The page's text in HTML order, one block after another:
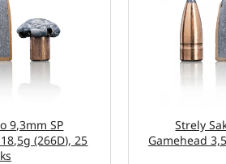
9,3mm SP
(266D), 25
ks
Strely
Gamehead